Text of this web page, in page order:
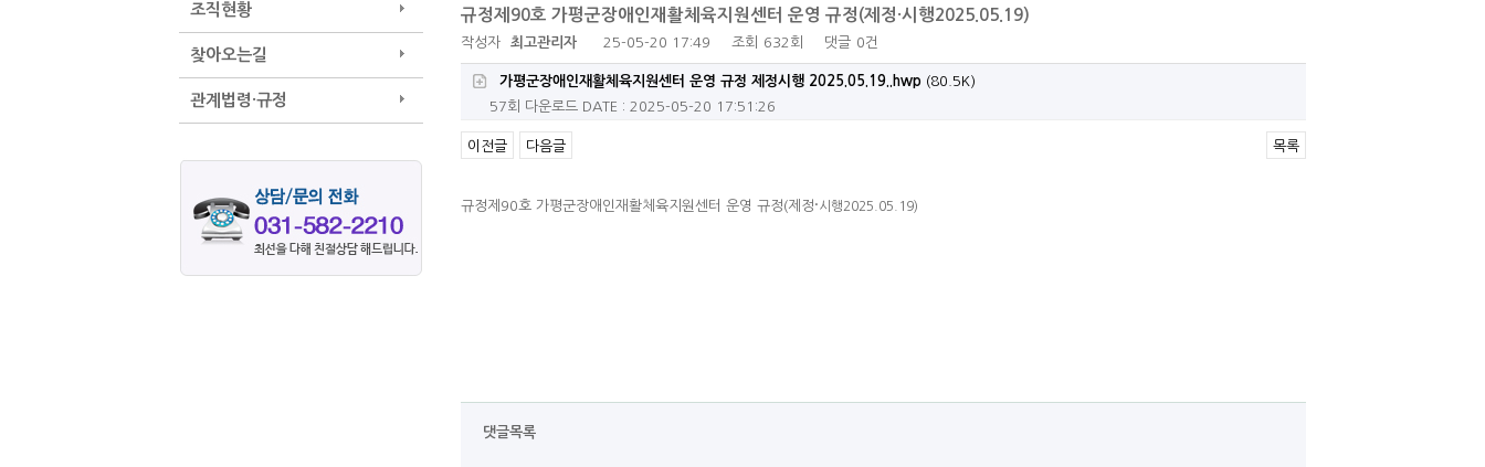
조직현황
찾아오는길
관계법령·규정
규정제90호 가평군장애인재활체육지원센터 운영 규정(제정·시행2025.05.19)
작성자 최고관리자 25-05-20 17:49 조회 632회 댓글 0건
가평군장애인재활체육지원센터 운영 규정 제정시행 2025.05.19..hwp (80.5K)
57회 다운로드 DATE : 2025-05-20 17:51:26
이전글 다음글 목록
규정제90호 가평군장애인재활체육지원센터 운영 규정(제정·시행2025.05.19)
댓글목록